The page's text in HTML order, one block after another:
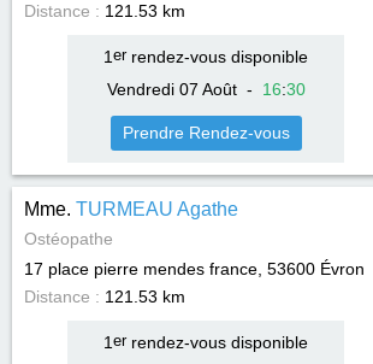
Distance : 121.53 km
1 errendez-vous disponible
Vendredi 07 Août- 16:30
Prendre Rendez-vous
Mme. TURMEAU Agathe
Ostéopathe
17 place pierre mendes france, 53600 Évron
Distance : 121.53 km
1 errendez-vous disponible